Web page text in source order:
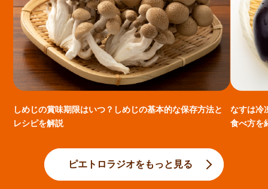
しめじの賞味期限はいつ？しめじの基本的な保存方法と
レシピを解説
なすは冷
食べ方を
ピエトロラジオをもっと見る